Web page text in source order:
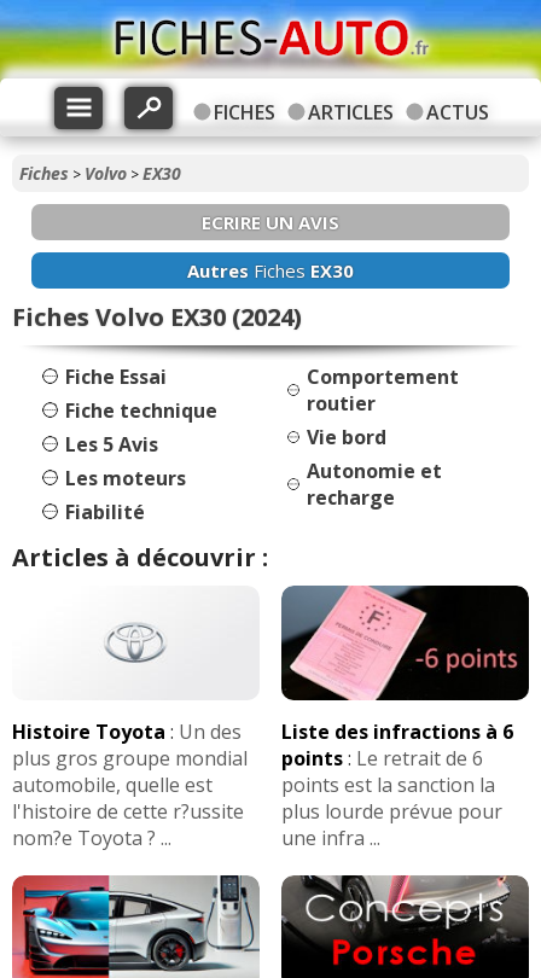
FICHES ARTICLES ACTUS
Fiches > Volvo >EX30
ECRIRE UN AVIS
Autres Fiches EX30
Fiches Volvo EX30 (2024)
Fiche Essai
Fiche technique
Les 5 Avis
Les moteurs
Fiabilité
Comportement
routier
Vie bord
Autonomie et
recharge
Articles à découvrir :
Histoire Toyota : Un des
plus gros groupe mondial
automobile, quelle est
l'histoire de cette r?ussite
nom?e Toyota ? ...
Liste des infractions à 6
points: Le retrait de 6
points est la sanction la
plus lourde prévue pour
une infra ...